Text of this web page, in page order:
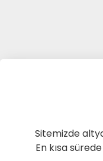
Sitemizde
En kısa